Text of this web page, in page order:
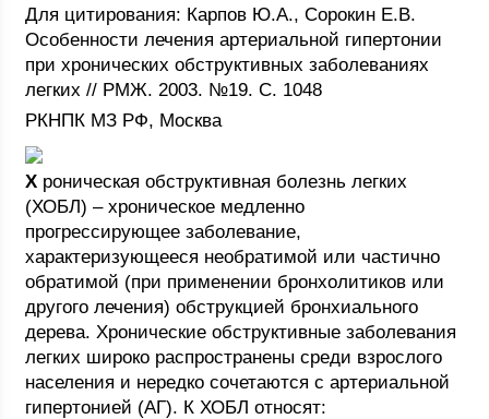
Для цитирования: Карпов Ю.А., Сорокин Е.В.
Особенности лечения артериальной гипертонии
при хронических обструктивных заболеваниях
легких // РМЖ. 2003. №19. С. 1048
РКНПК МЗ РФ, Москва
Х роническая обструктивная болезнь легких
(ХОБЛ) – хроническое медленно
прогрессирующее заболевание,
характеризующееся необратимой или частично
обратимой (при применении бронхолитиков или
другого лечения) обструкцией бронхиального
дерева. Хронические обструктивные заболевания
легких широко распространены среди взрослого
населения и нередко сочетаются с артериальной
гипертонией (АГ). К ХОБЛ относят: